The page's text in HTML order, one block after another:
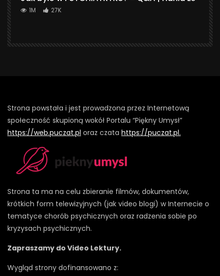
1M 27K
Strona powstała i jest prowadzona przez Internetową
społeczność skupioną wokół Portalu “Piękny Umysł”
https://web.puczat.pl oraz czata https://puczat.pl.
Strona ta ma na celu zbieranie filmów, dokumentów,
krótkich form telewizyjnych (jak video blogi) w Internecie o
tematyce chorób psychicznych oraz radzenia sobie po
kryzysach psychicznych.
Zapraszamy do Video Lektury.
Wygląd strony dofinansowano z: